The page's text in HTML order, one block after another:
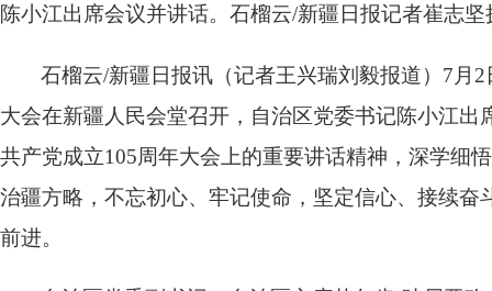
陈小江出席会议并讲话。石榴云/新疆日报记者崔志坚
石榴云/新疆日报讯（记者王兴瑞刘毅报道）7月
大会在新疆人民会堂召开，自治区党委书记陈小江
共产党成立105周年大会上的重要讲话精神，深学细
治疆方略，不忘初心、牢记使命，坚定信心、接续
前进。